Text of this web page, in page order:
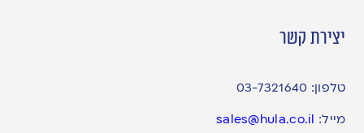
יצירת קשר
טלפון: 03-7321640
מייל: sales@hula.co.il